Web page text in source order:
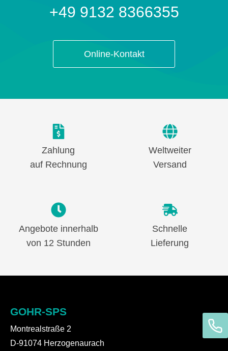
+49 9132 8366355
Online-Kontakt
Zahlung
auf Rechnung
Weltweiter
Versand
Angebote innerhalb
von 12 Stunden
Schnelle
Lieferung
GOHR-SPS
Montrealstraße 2
D-91074 Herzogenaurach